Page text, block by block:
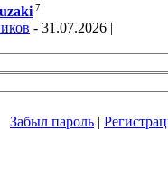
7
- 31.07.2026 |
Забыл пароль |